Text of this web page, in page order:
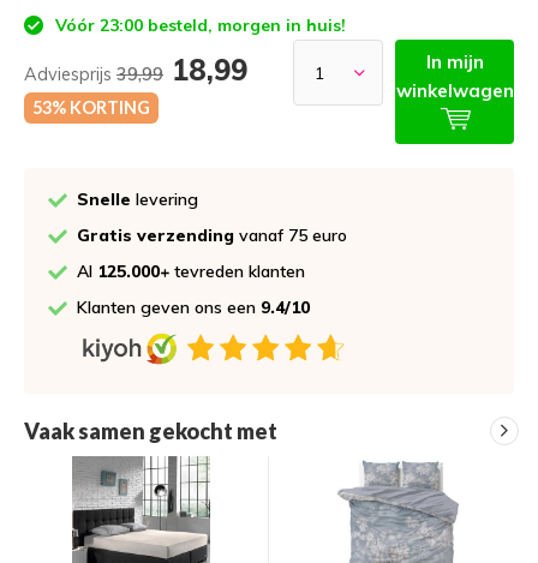
Vóór 23:00 besteld, morgen in huis!
Adviesprijs 39,99 18,99
53% KORTING
In mijn
winkelwagen
Snelle levering
Gratis verzending vanaf 75 euro
Al 125.000+ tevreden klanten
Klanten geven ons een 9.4/10
Vaak samen gekocht met